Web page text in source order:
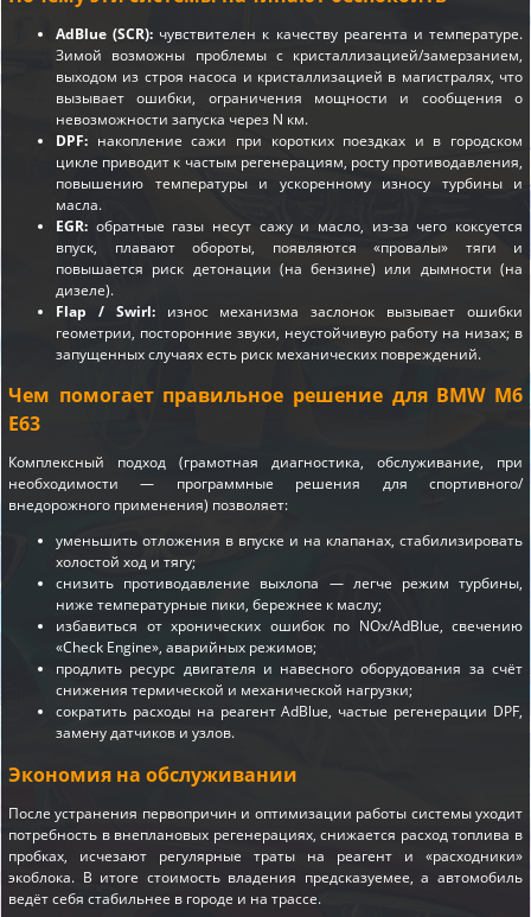
AdBlue (SCR): чувствителен к качеству реагента и температуре.
Зимой возможны проблемы с кристаллизацией/замерзанием,
выходом из строя насоса и кристаллизацией в магистралях, что
вызывает ошибки, ограничения мощности и сообщения о
невозможности запуска через N км.
DPF: накопление сажи при коротких поездках и в городском
цикле приводит к частым регенерациям, росту противодавления,
повышению температуры и ускоренному износу турбины и
масла.
EGR: обратные газы несут сажу и масло, из-за чего коксуется
впуск, плавают обороты, появляются «провалы» тяги и
повышается риск детонации (на бензине) или дымности (на
дизеле).
Flap / Swirl:износ механизма заслонок вызывает ошибки
геометрии, посторонние звуки, неустойчивую работу на низах; в
запущенных случаях есть риск механических повреждений.
Чем помогает правильное решение для BMW M6
E63
Комплексный подход (грамотная диагностика, обслуживание, при
необходимости — программные решения для спортивного/
внедорожного применения) позволяет:
уменьшить отложения в впуске и на клапанах, стабилизировать
холостой ход и тягу;
снизить противодавление выхлопа — легче режим турбины,
ниже температурные пики, бережнее к маслу;
избавиться от хронических ошибок по NOx/AdBlue, свечению
«Check Engine», аварийных режимов;
продлить ресурс двигателя и навесного оборудования за счёт
снижения термической и механической нагрузки;
сократить расходы на реагент AdBlue, частые регенерации DPF,
замену датчиков и узлов.
Экономия на обслуживании
После устранения первопричин и оптимизации работы системы уходит
потребность в внеплановых регенерациях, снижается расход топлива в
пробках, исчезают регулярные траты на реагент и «расходники»
экоблока. В итоге стоимость владения предсказуемее, а автомобиль
ведёт себя стабильнее в городе и на трассе.